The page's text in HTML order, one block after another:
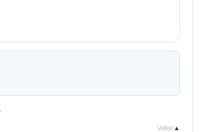
Voltar ▲